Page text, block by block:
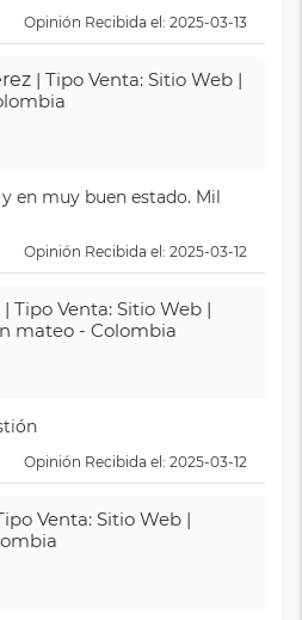
Opinión Recibida el: 2025-03-13
| Tipo Venta: Sitio Web |
en muy buen estado. Mil
Opinión Recibida el: 2025-03-12
| Tipo Venta: Sitio Web |
mateo - Colombia
Opinión Recibida el: 2025-03-12
Venta: Sitio Web |